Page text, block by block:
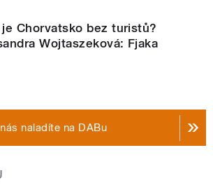
je Chorvatsko bez turistů?
Wojtaszeková: Fjaka
naladíte na DABu